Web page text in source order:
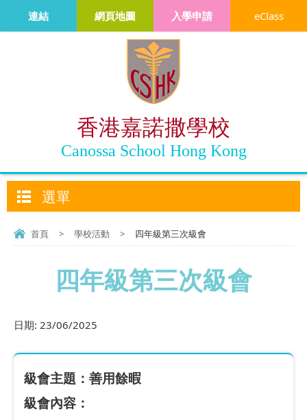
香港嘉諾撒學校
Canossa School Hong Kong
連結 網頁地圖 入學申請 eClass
選單
首頁 > 學校活動 > 四年級第三次級會
四年級第三次級會
日期: 23/06/2025
級會主題：善用餘暇
級會內容：